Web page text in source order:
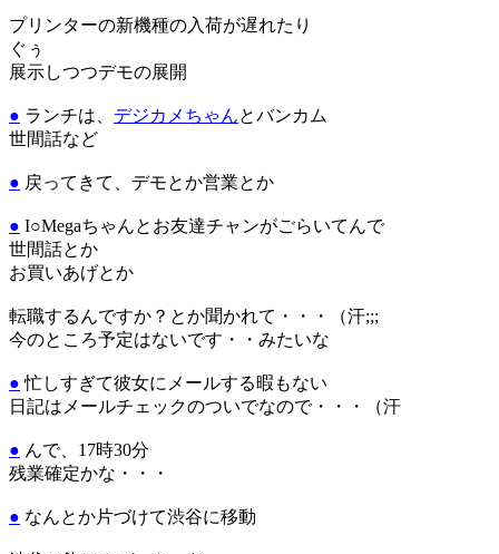
プリンターの新機種の入荷が遅れたり
ぐぅ
展示しつつデモの展開
● ランチは、 デジカメちゃんとバンカム
世間話など
● 戻ってきて、デモとか営業とか
● I○Megaちゃんとお友達チャンがごらいてんで
世間話とか
お買いあげとか
転職するんですか？とか聞かれて・・・（汗;;;
今のところ予定はないです・・みたいな
● 忙しすぎて彼女にメールする暇もない
日記はメールチェックのついでなので・・・（汗
● んで、17時30分
残業確定かな・・・
● なんとか片づけて渋谷に移動